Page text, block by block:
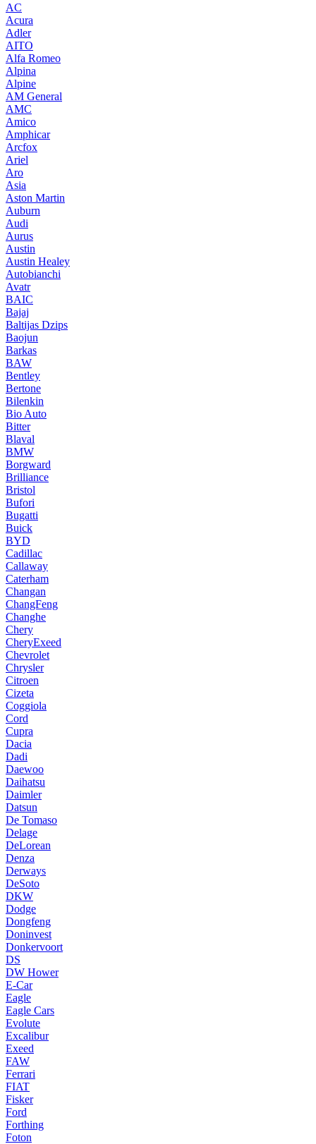
AC
Acura
Adler
AITO
Alfa Romeo
Alpina
Alpine
AM General
AMC
Amico
Amphicar
Arcfox
Ariel
Aro
Asia
Aston Martin
Auburn
Audi
Aurus
Austin
Austin Healey
Autobianchi
Avatr
BAIC
Bajaj
Baltijas Dzips
Baojun
Barkas
BAW
Bentley
Bertone
Bilenkin
Bio Auto
Bitter
Blaval
BMW
Borgward
Brilliance
Bristol
Bufori
Bugatti
Buick
BYD
Cadillac
Callaway
Caterham
Changan
ChangFeng
Changhe
Chery
CheryExeed
Chevrolet
Chrysler
Citroen
Cizeta
Coggiola
Cord
Cupra
Dacia
Dadi
Daewoo
Daihatsu
Daimler
Datsun
De Tomaso
Delage
DeLorean
Denza
Derways
DeSoto
DKW
Dodge
Dongfeng
Doninvest
Donkervoort
DS
DW Hower
E-Car
Eagle
Eagle Cars
Evolute
Excalibur
Exeed
FAW
Ferrari
FIAT
Fisker
Ford
Forthing
Foton